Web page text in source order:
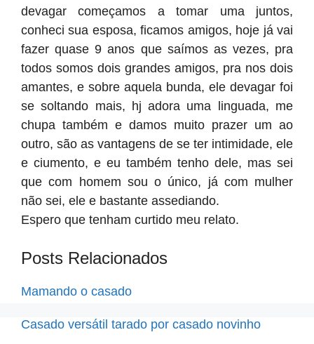
devagar começamos a tomar uma juntos,
conheci sua esposa, ficamos amigos, hoje já vai
fazer quase 9 anos que saímos as vezes, pra
todos somos dois grandes amigos, pra nos dois
amantes, e sobre aquela bunda, ele devagar foi
se soltando mais, hj adora uma linguada, me
chupa também e damos muito prazer um ao
outro, são as vantagens de se ter intimidade, ele
e ciumento, e eu também tenho dele, mas sei
que com homem sou o único, já com mulher
não sei, ele e bastante assediando.
Espero que tenham curtido meu relato.
Posts Relacionados
Mamando o casado
Casado versátil tarado por casado novinho